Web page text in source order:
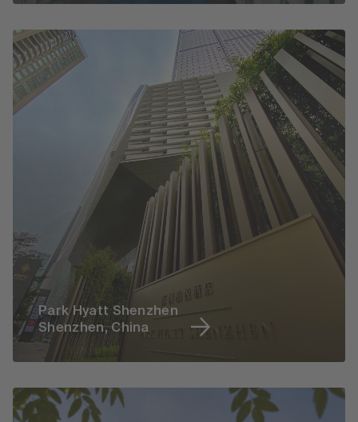
Park Hyatt Shenzhen
Shenzhen, China